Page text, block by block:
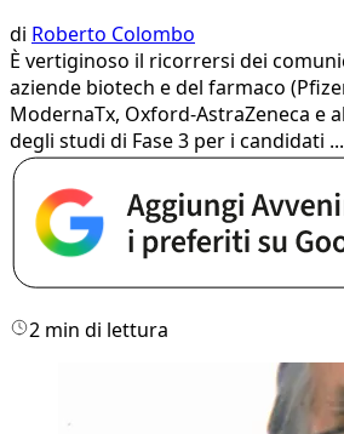
di Roberto Colombo
È vertiginoso il ricorrersi dei
aziende biotech e del farmaco
ModernaTx, Oxford-AstraZeneca e
degli studi di Fase 3 per i candidati ...
2 min di lettura